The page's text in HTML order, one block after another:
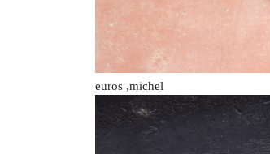
euros ,michel